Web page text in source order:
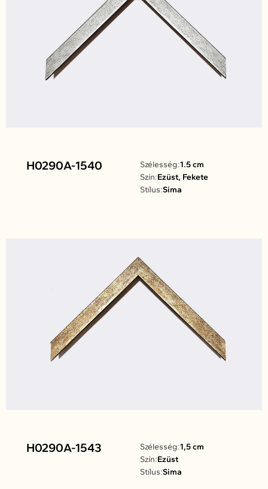
H0290A-1540 Szélesség:1.5 cm
Szín:Ezüst, Fekete
Stílus:Sima
H0290A-1543 Szélesség:1,5 cm
Szín:Ezüst
Stílus:Sima